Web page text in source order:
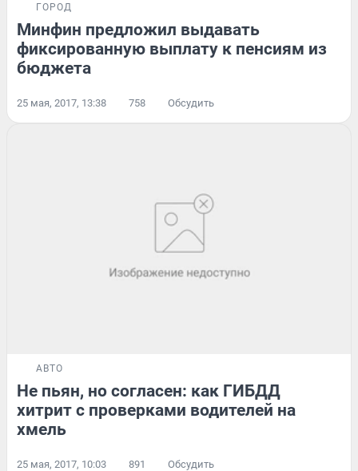
ГОРОД
Минфин предложил выдавать
фиксированную выплату к пенсиям из
бюджета
25 мая, 2017, 13:38 758 Обсудить
АВТО
Не пьян, но согласен: как ГИБДД
хитрит с проверками водителей на
хмель
25 мая, 2017, 10:03 891 Обсудить